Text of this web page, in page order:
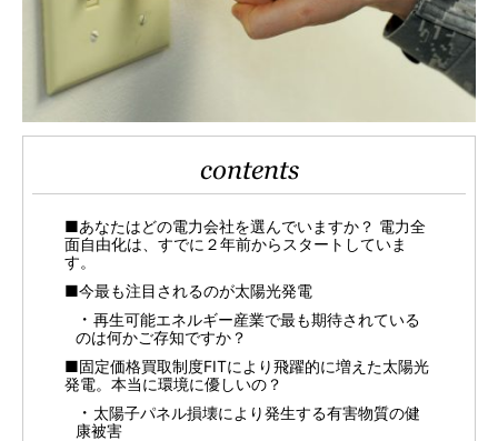
contents
■あなたはどの電力会社を選んでいますか？ 電力全
面自由化は、すでに２年前からスタートしていま
す。
■今最も注目されるのが太陽光発電
再生可能エネルギー産業で最も期待されている
のは何かご存知ですか？
■固定価格買取制度FITにより飛躍的に増えた太陽光
発電。本当に環境に優しいの？
太陽子パネル損壊により発生する有害物質の健
康被害